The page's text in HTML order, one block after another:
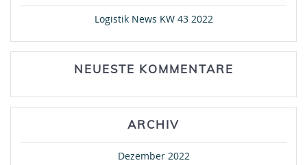
Logistik News KW 43 2022
NEUESTE KOMMENTARE
ARCHIV
Dezember 2022